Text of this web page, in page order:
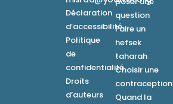
Déclaration
d’accessibilité
Politique
de
confidentialité
Droits
d’auteurs
question
Faire un
hefsek
taharah
Choisir une
contraception
Quand la